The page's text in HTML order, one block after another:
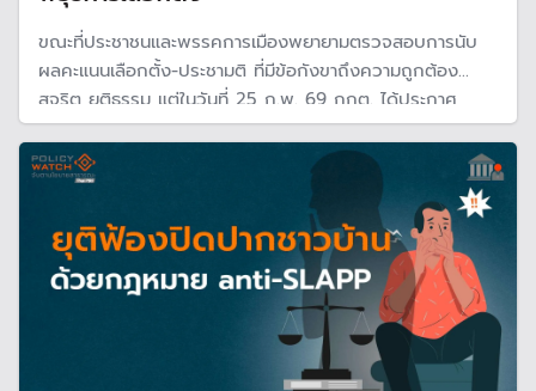
ขณะที่ประชาชนและพรรคการเมืองพยายามตรวจสอบการนับ
ผลคะแนนเลือกตั้ง-ประชามติ ที่มีข้อกังขาถึงความถูกต้อง
สุจริต ยุติธรรม แต่ในวันที่ 25 ก.พ. 69 กกต. ได้ประกาศ
รับรองผลการเลือกตั้ง สส.แบบแบ่งเขต 396 คน จาก 400
เขต และดำเนินการฟ้องร้องประชาชน และพรรคการเมืองที่
พยายามเข้ามาตรวจสอบ